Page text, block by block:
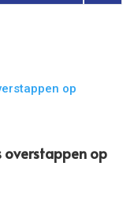
overstappen op